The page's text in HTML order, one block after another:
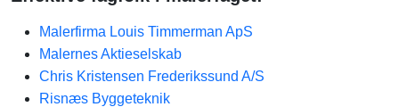
Malerfirma Louis Timmerman ApS
Malernes Aktieselskab
Chris Kristensen Frederikssund A/S
Risnæs Byggeteknik